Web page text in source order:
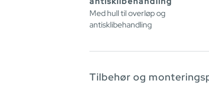
Med hull til overløp og
antisklibehandling
Tilbehør og